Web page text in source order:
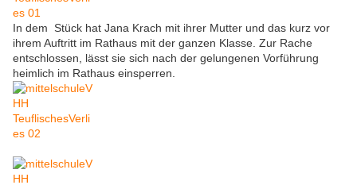
In dem Stück hat Jana Krach mit ihrer Mutter und das kurz vor
ihrem Auftritt im Rathaus mit der ganzen Klasse. Zur Rache
entschlossen, lässt sie sich nach der gelungenen Vorführung
heimlich im Rathaus einsperren.